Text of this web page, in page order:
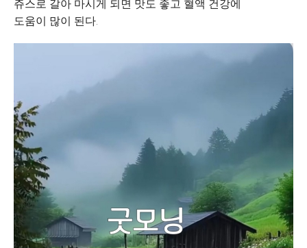
쥬스로 갈아 마시게 되면 맛도 좋고 혈액 건강에
도움이 많이 된다.